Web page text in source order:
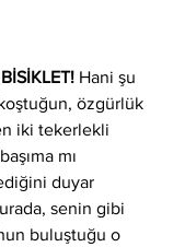
BİSİKLET! Hani şu
özgürlük
iki tekerlekli
mı
duyar
senin gibi
buluştuğu o